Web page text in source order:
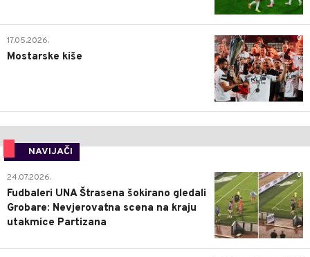
0
17.05.2026.
Mostarske kiše
NAVIJAČI
0
24.07.2026.
Fudbaleri UNA Štrasena šokirano gledali
Grobare: Nevjerovatna scena na kraju
utakmice Partizana